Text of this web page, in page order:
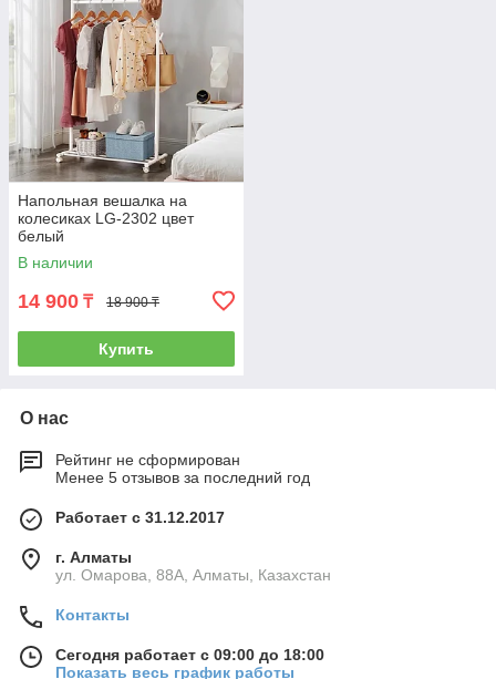
Напольная вешалка на
колесиках LG-2302 цвет
белый
В наличии
14 900 ₸ 18 900 ₸
Купить
О нас
Рейтинг не сформирован
Менее 5 отзывов за последний год
Работает с 31.12.2017
г. Алматы
ул. Омарова, 88А, Алматы, Казахстан
Контакты
Сегодня работает с 09:00 до 18:00
Показать весь график работы